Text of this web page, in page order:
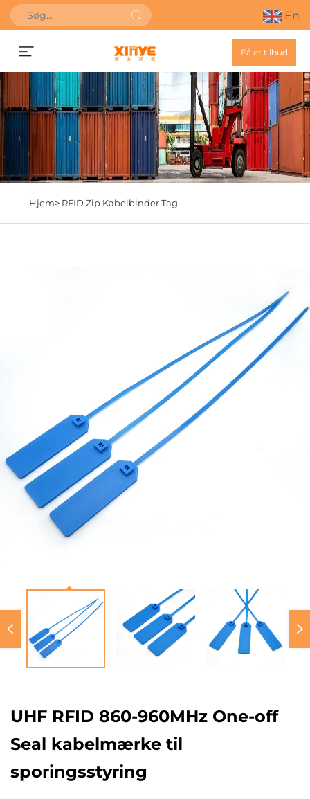
En
Få et tilbud
Hjem> RFID Zip Kabelbinder Tag
UHF RFID 860-960MHz One-off
Seal kabelmærke til
sporingsstyring